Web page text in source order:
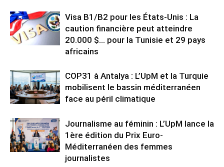
Visa B1/B2 pour les États-Unis : La
caution financière peut atteindre
20.000 $… pour la Tunisie et 29 pays
africains
COP31 à Antalya : L’UpM et la Turquie
mobilisent le bassin méditerranéen
face au péril climatique
Journalisme au féminin : L’UpM lance la
1ère édition du Prix Euro-
Méditerranéen des femmes
journalistes